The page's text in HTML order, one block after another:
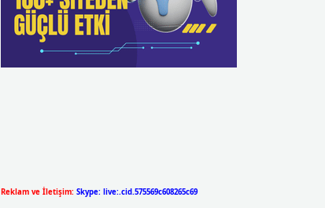
Reklam ve İletişim: Skype: live:.cid.575569c608265c69